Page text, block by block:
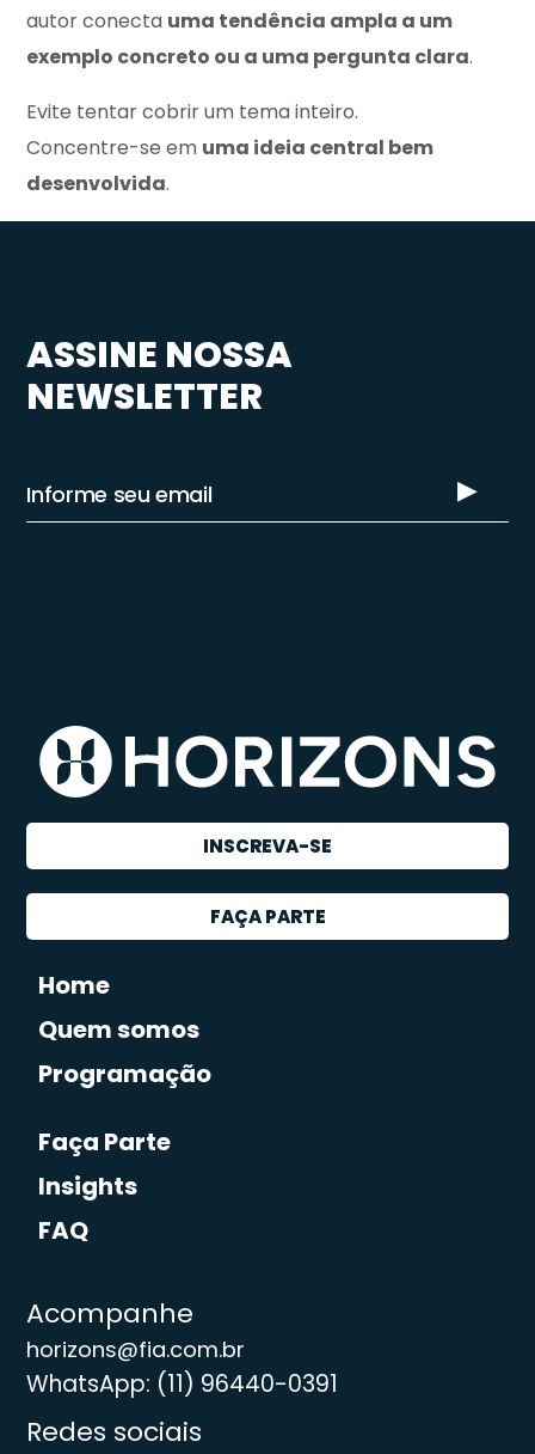
autor conecta uma tendência ampla a um
exemplo concreto ou a uma pergunta clara.
Evite tentar cobrir um tema inteiro.
Concentre-se em uma ideia central bem
desenvolvida.
ASSINE NOSSA
NEWSLETTER
INSCREVA-SE
FAÇA PARTE
Home
Quem somos
Programação
Faça Parte
Insights
FAQ
Acompanhe
horizons@fia.com.br
WhatsApp: (11) 96440-0391
Redes sociais